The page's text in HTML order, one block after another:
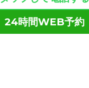
24時間WEB予約